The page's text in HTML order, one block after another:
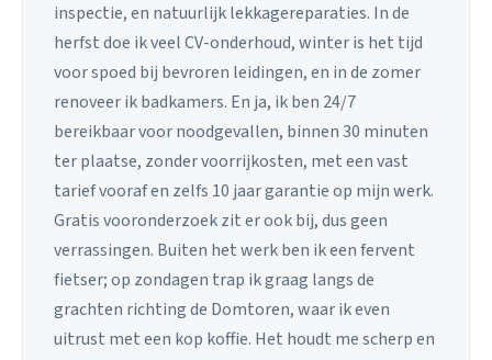
inspectie, en natuurlijk lekkagereparaties. In de
herfst doe ik veel CV-onderhoud, winter is het tijd
voor spoed bij bevroren leidingen, en in de zomer
renoveer ik badkamers. En ja, ik ben 24/7
bereikbaar voor noodgevallen, binnen 30 minuten
ter plaatse, zonder voorrijkosten, met een vast
tarief vooraf en zelfs 10 jaar garantie op mijn werk.
Gratis vooronderzoek zit er ook bij, dus geen
verrassingen. Buiten het werk ben ik een fervent
fietser; op zondagen trap ik graag langs de
grachten richting de Domtoren, waar ik even
uitrust met een kop koffie. Het houdt me scherp en